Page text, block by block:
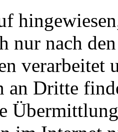
nur nach
verarbeitet
an Dritte